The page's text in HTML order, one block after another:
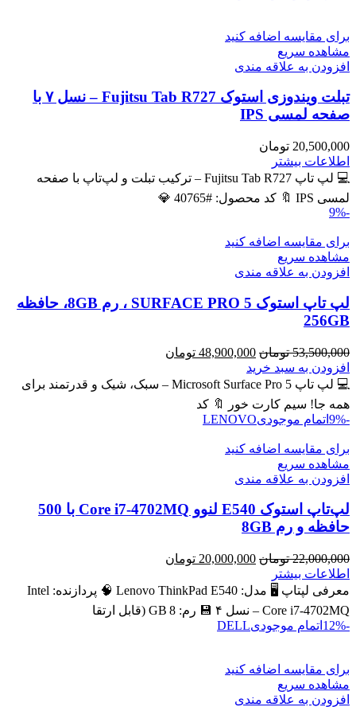
برای مقایسه اضافه کنید
مشاهده سریع
افزودن به علاقه مندی
تبلت ویندوزی استوک Fujitsu Tab R727 – نسل ۷ با
صفحه لمسی IPS
20,500,000 تومان
اطلاعات بیشتر
💻 لپ تاپ Fujitsu Tab R727 – ترکیب تبلت و لپ‌تاپ با صفحه
لمسی IPS 🔖 کد محصول: #40765 💎
-9%
برای مقایسه اضافه کنید
مشاهده سریع
افزودن به علاقه مندی
لپ تاپ استوک SURFACE PRO 5 ، رم 8GB، حافظه
256GB
53,500,000 تومان قیمت
اصلی
53,500,000 تومان
48,900,000 تومان
48,900,000 تومان
افزودن به سبد خرید
💻 لپ تاپ Microsoft Surface Pro 5 – سبک، شیک و قدرتمند برای
همه جا! سیم کارت خور 🔖 کد
-9%
اتمام موجودیLENOVO
برای مقایسه اضافه کنید
مشاهده سریع
افزودن به علاقه مندی
لپ‌تاپ استوک E540 لنوو Core i7-4702MQ با 500
حافظه و رم 8GB
22,000,000 تومان قیمت
22,000,000 تومان
20,000,000 تومان
20,000,000 تومان
است.
اطلاعات بیشتر
معرفی لپتاپ 🖥️ مدل: Lenovo ThinkPad E540 🧠 پردازنده: Intel
Core i7‑4702MQ – نسل ۴ 💾 رم: 8 GB (قابل ارتقا
-12%
اتمام موجودیDELL
برای مقایسه اضافه کنید
مشاهده سریع
افزودن به علاقه مندی